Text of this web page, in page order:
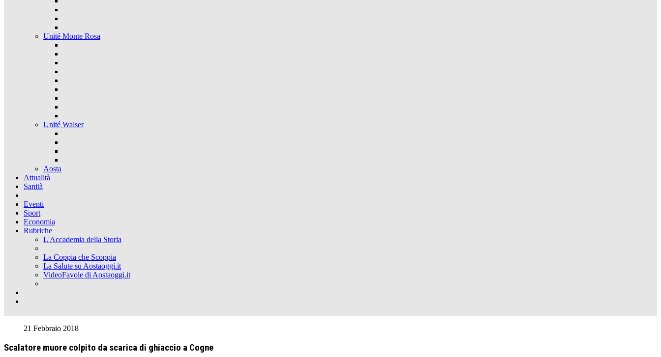
Unité Monte Rosa
Unité Walser
Aosta
Attualità
Sanità
Eventi
Sport
Economia
Rubriche
L'Accademia della Storia
La Coppia che Scoppia
La Salute su Aostaoggi.it
VideoFavole di Aostaoggi.it
21 Febbraio 2018
Scalatore muore colpito da scarica di ghiaccio a Cogne